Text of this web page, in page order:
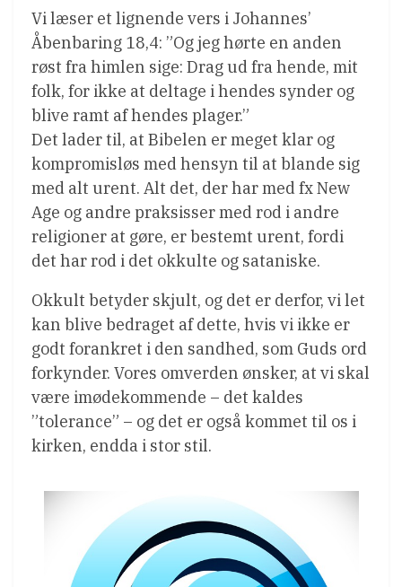
Vi læser et lignende vers i Johannes’
Åbenbaring 18,4: ”Og jeg hørte en anden
røst fra himlen sige: Drag ud fra hende, mit
folk, for ikke at deltage i hendes synder og
blive ramt af hendes plager.”
Det lader til, at Bibelen er meget klar og
kompromisløs med hensyn til at blande sig
med alt urent. Alt det, der har med fx New
Age og andre praksisser med rod i andre
religioner at gøre, er bestemt urent, fordi
det har rod i det okkulte og sataniske.
Okkult betyder skjult, og det er derfor, vi let
kan blive bedraget af dette, hvis vi ikke er
godt forankret i den sandhed, som Guds ord
forkynder. Vores omverden ønsker, at vi skal
være imødekommende – det kaldes
”tolerance” – og det er også kommet til os i
kirken, endda i stor stil.